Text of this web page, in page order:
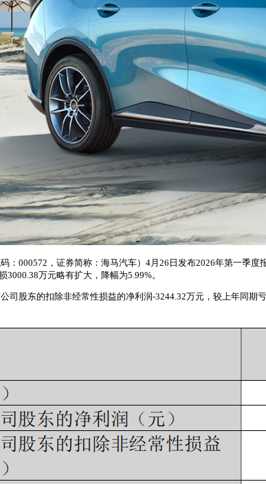
：000572，证券简称：海马汽车）4月26日发布2026年第一季
3000.38万元略有扩大，降幅为5.99%。
司股东的扣除非经常性损益的净利润-3244.32万元，较上年同期